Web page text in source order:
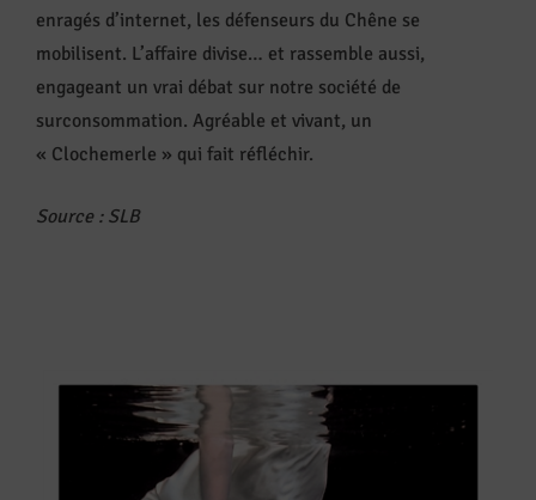
enragés d’internet, les défenseurs du Chêne se
mobilisent. L’affaire divise… et rassemble aussi,
engageant un vrai débat sur notre société de
surconsommation. Agréable et vivant, un
« Clochemerle » qui fait réfléchir.
Source : SLB